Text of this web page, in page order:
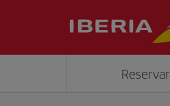
Reservar